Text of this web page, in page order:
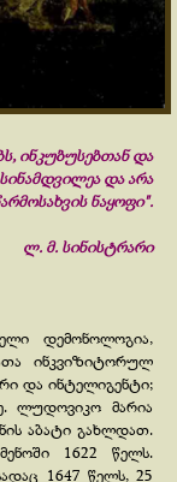
ინკუბუსებთან და
და არა
ნაყოფი".
ლ. მ. სინისტრარი
დემონოლოგია,
ინკვიზიტორულ
და ინტელიგენტი;
ლუდოვიკო მარია
აბატი გახლდათ.
1622 წელს.
1647 წელს, 25